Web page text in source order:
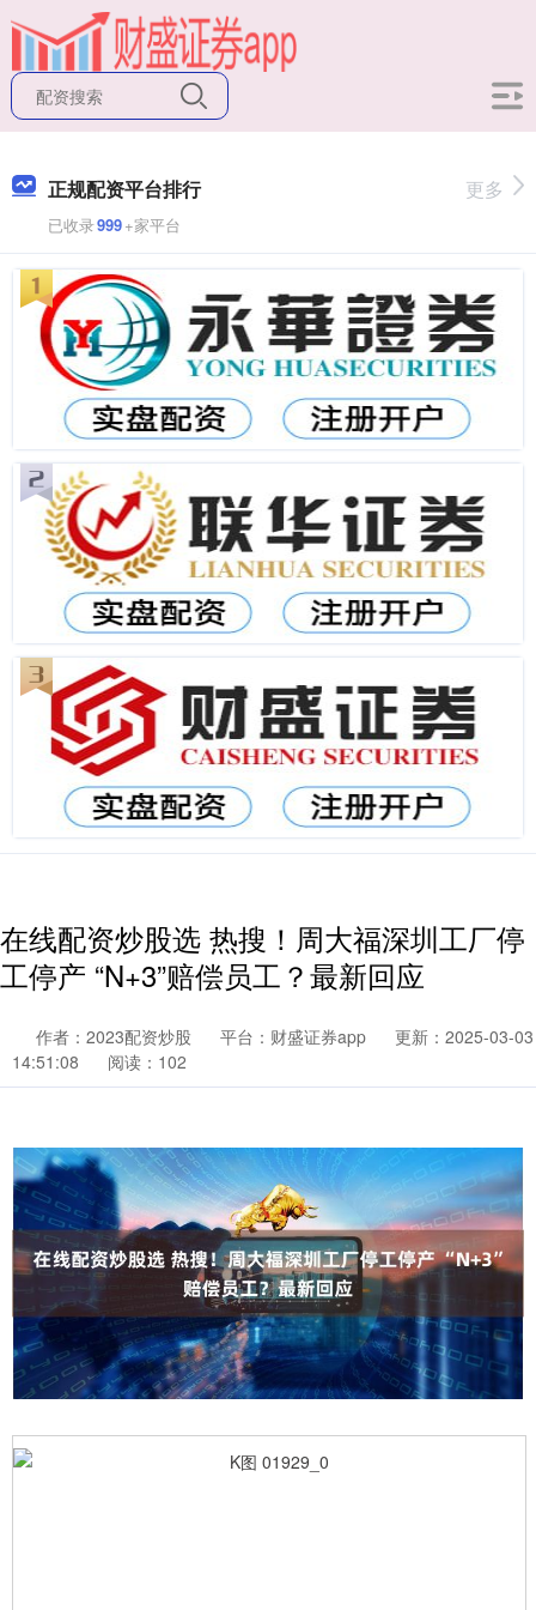
正规配资平台排行
已收录999+家平台
更多
在线配资炒股选 热搜！周大福深圳工厂停
工停产 “N+3”赔偿员工？最新回应
作者：2023配资炒股 平台：财盛证券app
更新：2025-03-03
14:51:08
阅读：102